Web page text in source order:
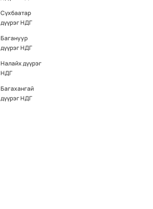
Сүхбаатар
дүүрэг НДГ
Багануур
дүүрэг НДГ
Налайх дүүрэг
НДГ
Багахангай
дүүрэг НДГ